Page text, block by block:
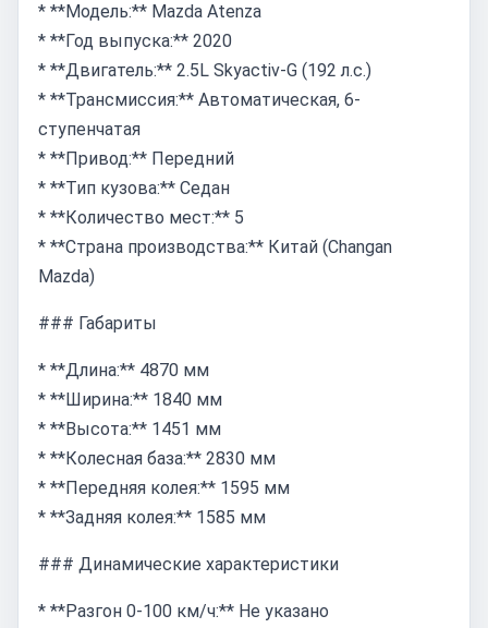
* **Модель:** Mazda Atenza
* **Год выпуска:** 2020
* **Двигатель:** 2.5L Skyactiv-G (192 л.с.)
* **Трансмиссия:** Автоматическая, 6-
ступенчатая
* **Привод:** Передний
* **Тип кузова:** Седан
* **Количество мест:** 5
* **Страна производства:** Китай (Changan
Mazda)
### Габариты
* **Длина:** 4870 мм
* **Ширина:** 1840 мм
* **Высота:** 1451 мм
* **Колесная база:** 2830 мм
* **Передняя колея:** 1595 мм
* **Задняя колея:** 1585 мм
### Динамические характеристики
* **Разгон 0-100 км/ч:** Не указано